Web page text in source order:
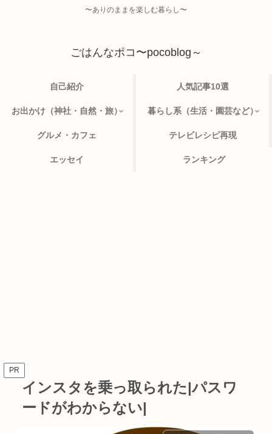
〜ありのままを楽しむ暮らし〜
ごはんなポコ〜pocoblog～
自己紹介 人気記事10選
お出かけ（神社・自然・旅） 暮らし系（生活・園芸など）
グルメ・カフェ テレビレシピ再現
エッセイ ランキング
PR
インスタを乗っ取られた|パスワ
ードがわからない|